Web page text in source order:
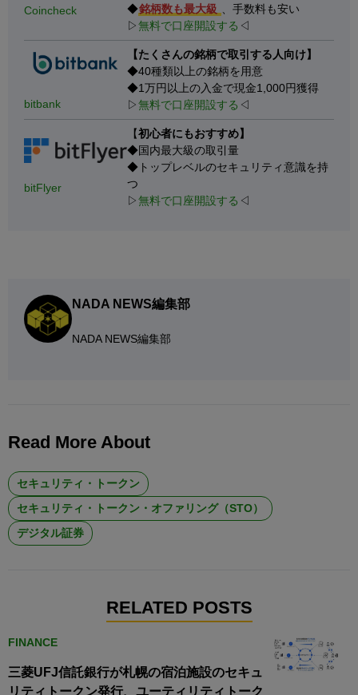
Coincheck ◆銘柄数も最大級 、手数料も安い
▷無料で口座開設する ◁
bitbank
【たくさんの銘柄で取引する人向け】
◆40種類以上の銘柄を用意
◆1万円以上の入金で現金1,000円獲得
▷無料で口座開設する ◁
bitFlyer
【初心者にもおすすめ】
◆国内最大級の取引量
◆トップレベルのセキュリティ意識を持
つ
▷無料で口座開設する ◁
NADA NEWS編集部
NADA NEWS編集部
Read More About
セキュリティ・トークン
セキュリティ・トークン・オファリング（STO）
デジタル証券
RELATED POSTS
FINANCE
三菱UFJ信託銀行が札幌の宿泊施設のセキュ
リティトークン発行、ユーティリティトーク